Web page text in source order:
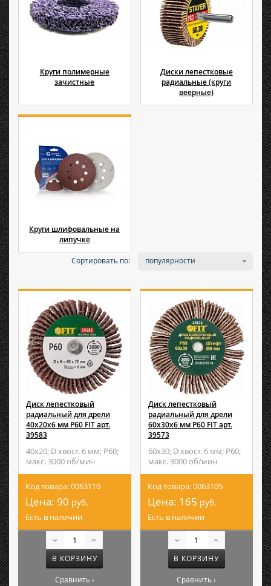
Круги полимерные
зачистные
Диски лепестковые
радиальные (круги
веерные)
Круги шлифовальные на
липучке
Сортировать по: популярности
Диск лепестковый
радиальный для дрели
40х20х6 мм Р60 FIT арт.
39583
40х20; D хвост. 6 мм; P60;
макс. 3000 об/мин
Код товара: 0063110
Цена: 90 руб.
Есть в наличии
В КОРЗИНУ
Сравнить ›
Диск лепестковый
радиальный для дрели
60х30х6 мм Р60 FIT арт.
39573
60х30; D хвост. 6 мм; P60;
макс. 3000 об/мин
Код товара: 0063105
Цена: 165 руб.
Есть в наличии
В КОРЗИНУ
Сравнить ›